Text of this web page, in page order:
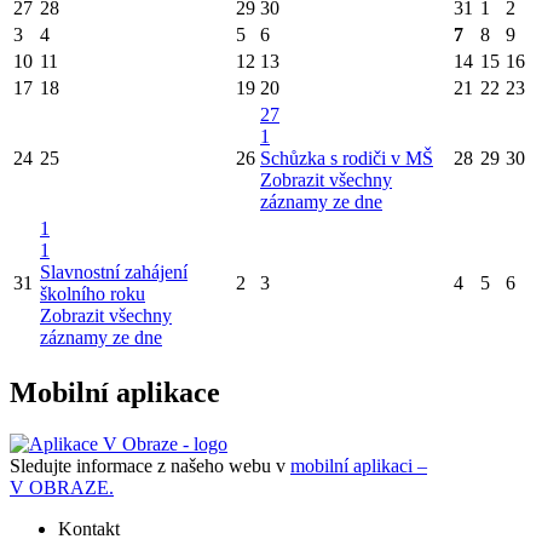
27 28 29 30 31 1
2
3
4 5 6 7 8
9
10 11 12 13 14 15 16
17 18 19 20 21 22 23
24 25 26
27
1
Schůzka s rodiči v MŠ
Zobrazit všechny
záznamy ze dne
28 29 30
31
1
1
Slavnostní zahájení
školního roku
Zobrazit všechny
záznamy ze dne
2 3 4 5 6
Mobilní aplikace
Sledujte informace z našeho webu v mobilní aplikaci –
V OBRAZE.
Kontakt